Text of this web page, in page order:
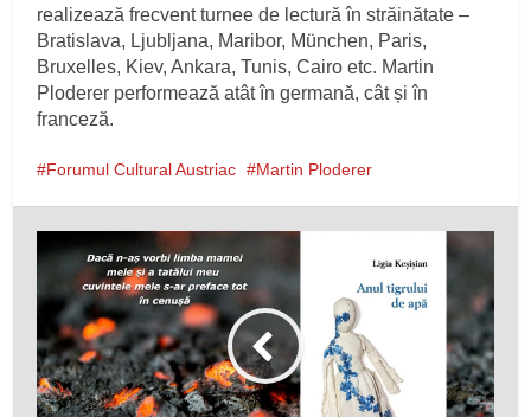
realizează frecvent turnee de lectură în străinătate –
Bratislava, Ljubljana, Maribor, München, Paris,
Bruxelles, Kiev, Ankara, Tunis, Cairo etc. Martin
Ploderer performează atât în germană, cât și în
franceză.
Forumul Cultural Austriac Martin Ploderer